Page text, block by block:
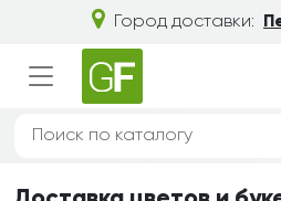
Город доставки: